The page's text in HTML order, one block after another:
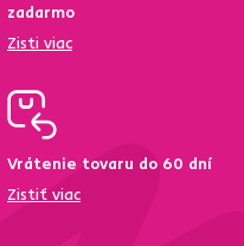
zadarmo
Zisti viac
Vrátenie tovaru do 60 dní
Zistiť viac